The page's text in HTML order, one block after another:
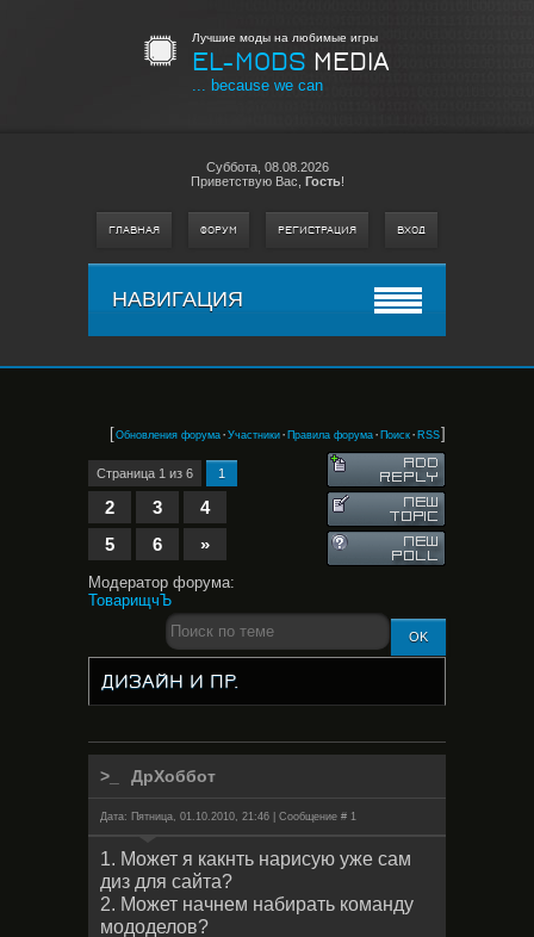
Лучшие моды на любимые игры
EL-MODS MEDIA
... because we can
Суббота, 08.08.2026
Приветствую Вас Гость!
ГЛАВНАЯ ФОРУМ РЕГИСТРАЦИЯ ВХОД
НАВИГАЦИЯ
[Обновления форума·Участники·Правила форума·Поиск·RSS]
Страница 1 из 6 1
2 3
4
5
6 »
Модератор форума:
ТоварищчЪ
ДИЗАЙН И ПР.
ДрХоббот
Дата: Пятница, 01.10.2010, 21:46 | Сообщение # 1
1. Может я какнть нарисую уже сам
диз для сайта?
2. Может начнем набирать команду
мододелов?